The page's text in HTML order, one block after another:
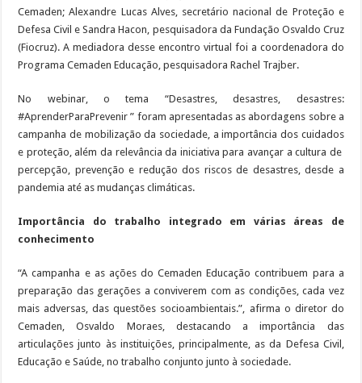
Cemaden; Alexandre Lucas Alves, secretário nacional de Proteção e
Defesa Civil e Sandra Hacon, pesquisadora da Fundação Osvaldo Cruz
(Fiocruz). A mediadora desse encontro virtual foi a coordenadora do
Programa Cemaden Educação, pesquisadora Rachel Trajber.
No webinar, o tema “Desastres, desastres, desastres:
#AprenderParaPrevenir ” foram apresentadas as abordagens sobre a
campanha de mobilização da sociedade, a importância dos cuidados
e proteção, além da relevância da iniciativa para avançar a cultura de
percepção, prevenção e redução dos riscos de desastres, desde a
pandemia até as mudanças climáticas.
Importância do trabalho integrado em várias áreas de
conhecimento
“A campanha e as ações do Cemaden Educação contribuem para a
preparação das gerações a conviverem com as condições, cada vez
mais adversas, das questões socioambientais.”, afirma o diretor do
Cemaden, Osvaldo Moraes, destacando a importância das
articulações junto às instituições, principalmente, as da Defesa Civil,
Educação e Saúde, no trabalho conjunto junto à sociedade.